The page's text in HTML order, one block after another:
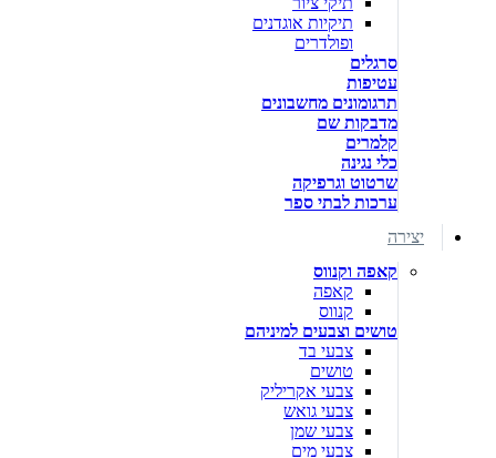
תיקיות אוגדנים
ופולדרים
סרגלים
עטיפות
תרגומונים מחשבונים
מדבקות שם
קלמרים
כלי נגינה
שרטוט וגרפיקה
ערכות לבתי ספר
יצירה
קאפה וקנווס
קאפה
קנווס
טושים וצבעים למיניהם
צבעי בד
טושים
צבעי אקריליק
צבעי גואש
צבעי שמן
צבעי מים